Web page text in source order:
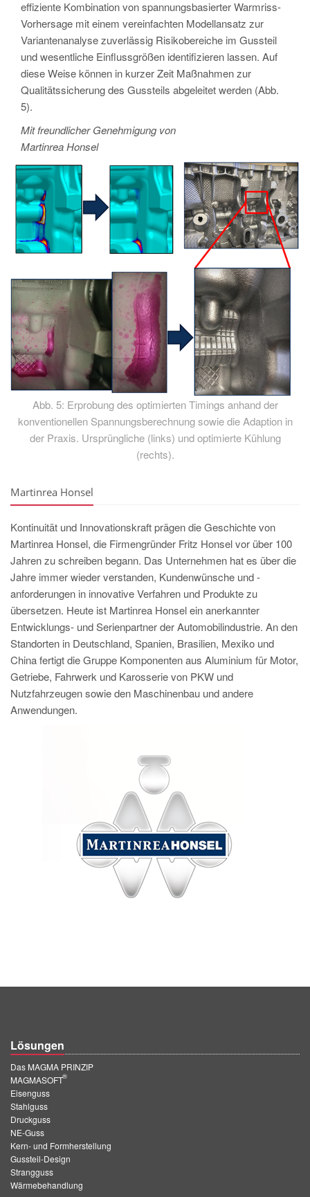
effiziente Kombination von spannungsbasierter Warmriss-
Vorhersage mit einem vereinfachten Modellansatz zur
Variantenanalyse zuverlässig Risikobereiche im Gussteil
und wesentliche Einflussgrößen identifizieren lassen. Auf
diese Weise können in kurzer Zeit Maßnahmen zur
Qualitätssicherung des Gussteils abgeleitet werden (Abb.
5).
Mit freundlicher Genehmigung von
Martinrea Honsel
Abb. 5: Erprobung des optimierten Timings anhand der
konventionellen Spannungsberechnung sowie die Adaption in
der Praxis. Ursprüngliche (links) und optimierte Kühlung
(rechts).
Martinrea Honsel
Kontinuität und Innovationskraft prägen die Geschichte von
Martinrea Honsel, die Firmengründer Fritz Honsel vor über 100
Jahren zu schreiben begann. Das Unternehmen hat es über die
Jahre immer wieder verstanden, Kundenwünsche und -
anforderungen in innovative Verfahren und Produkte zu
übersetzen. Heute ist Martinrea Honsel ein anerkannter
Entwicklungs- und Serienpartner der Automobilindustrie. An den
Standorten in Deutschland, Spanien, Brasilien, Mexiko und
China fertigt die Gruppe Komponenten aus Aluminium für Motor,
Getriebe, Fahrwerk und Karosserie von PKW und
Nutzfahrzeugen sowie den Maschinenbau und andere
Anwendungen.
Lösungen
Das MAGMA PRINZIP
MAGMASOFT
®
Eisenguss
Stahlguss
Druckguss
NE-Guss
Kern- und Formherstellung
Gussteil-Design
Strangguss
Wärmebehandlung